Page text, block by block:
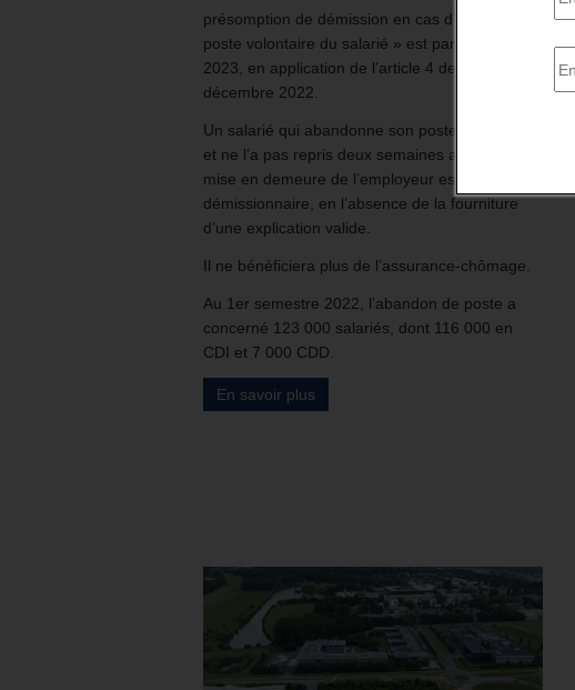
présomption de démission en cas d’abandon de
poste volontaire du salarié » est paru le 17 avril
2023, en application de l’article 4 de la loi du 21
décembre 2022.
Un salarié qui abandonne son poste de travail
et ne l’a pas repris deux semaines après une
mise en demeure de l’employeur est présumé
démissionnaire, en l’absence de la fourniture
d’une explication valide.
Il ne bénéficiera plus de l’assurance-chômage.
Au 1er semestre 2022, l’abandon de poste a
concerné 123 000 salariés, dont 116 000 en
CDI et 7 000 CDD.
En savoir plus